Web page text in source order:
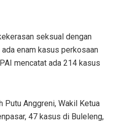
seksual dengan
enam kasus perkosaan
mencatat ada 214 kasus
Putu Anggreni, Wakil Ketua
47 kasus di Buleleng,